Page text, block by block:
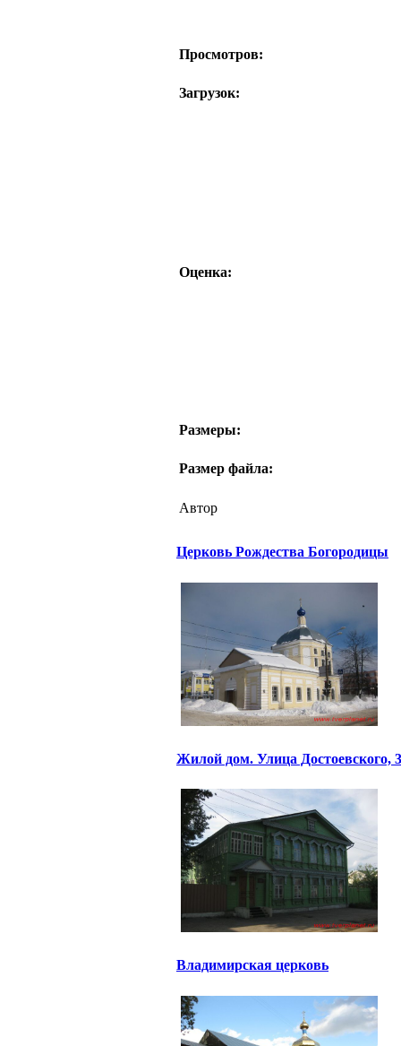
Просмотров:
Загрузок:
Оценка:
Размеры:
Размер файла:
Автор
Церковь Рождества Богородицы
Жилой дом. Улица Достоевского,
Владимирская церковь